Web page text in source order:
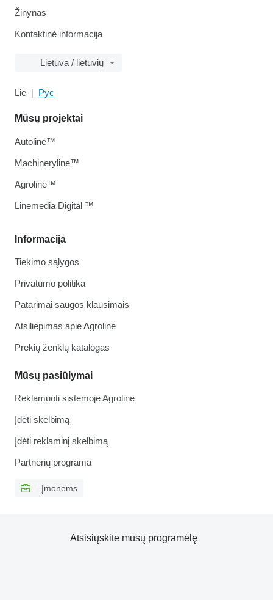
Žinynas
Kontaktinė informacija
Lietuva / lietuvių
Lie Рус
Informacija
Tiekimo sąlygos
Privatumo politika
Patarimai saugos klausimais
Atsiliepimas apie Agroline
Prekių ženklų katalogas
Mūsų pasiūlymai
Reklamuoti sistemoje Agroline
Įdėti skelbimą
Įdėti reklaminį skelbimą
Partnerių programa
Įmonėms
Mūsų projektai
Autoline™
Machineryline™
Agroline™
Linemedia Digital ™
Atsisiųskite mūsų programėlę